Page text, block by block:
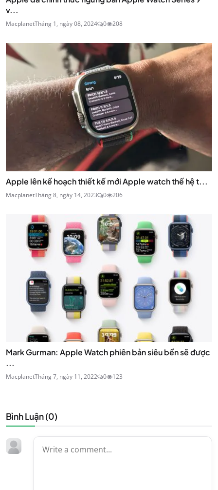
v...
MacplanetTháng 1, ngày 08, 2024 0 208
Apple lên kế hoạch thiết kế mới Apple watch thế hệ t...
MacplanetTháng 8, ngày 14, 2023 0 206
Mark Gurman: Apple Watch phiên bản siêu bền sẽ được
...
MacplanetTháng 7, ngày 11, 2022 0 123
Bình Luận (0)